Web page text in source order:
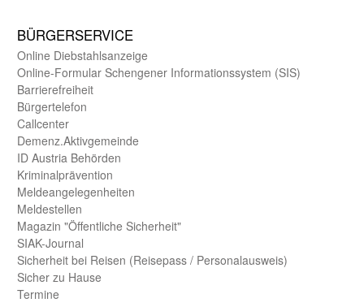
BÜRGER­SERVICE
Online Diebstahls­anzeige
Online-Formular Schengener Informationssystem (SIS)
Barriere­freiheit
Bürger­telefon
Call­center
Demenz.Aktiv­gemeinde
ID Austria Behörden
Kriminal­prävention
Melde­an­ge­le­gen­heiten
Meld­estellen
Magazin "Öffentliche Sicherheit"
SIAK-Journal
Sicherheit bei Reisen (Reise­pass / Personal­ausweis)
Sicher zu Hause
Termine